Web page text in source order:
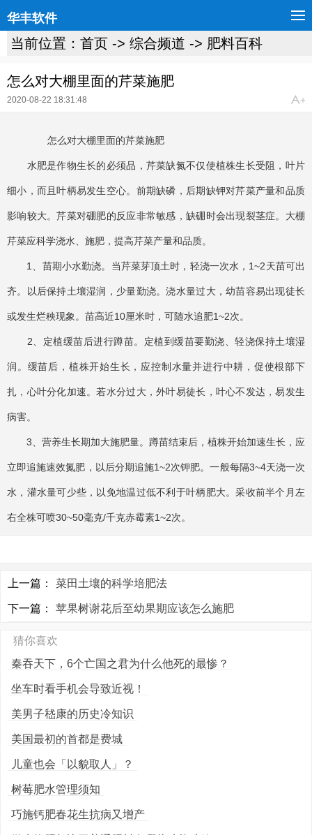
华丰软件
当前位置： 首页 -> 综合频道 -> 肥料百科
怎么对大棚里面的芹菜施肥
2020-08-22 18:31:48
怎么对大棚里面的芹菜施肥
水肥是作物生长的必须品，芹菜缺氮不仅使植株生长受阻，叶片
细小，而且叶柄易发生空心。前期缺磷，后期缺钾对芹菜产量和品质
影响较大。芹菜对硼肥的反应非常敏感，缺硼时会出现裂茎症。大棚
芹菜应科学浇水、施肥，提高芹菜产量和品质。
1、苗期小水勤浇。当芹菜芽顶土时，轻浇一次水，1~2天苗可出
齐。以后保持土壤湿润，少量勤浇。浇水量过大，幼苗容易出现徒长
或发生烂秧现象。苗高近10厘米时，可随水追肥1~2次。
2、定植缓苗后进行蹲苗。定植到缓苗要勤浇、轻浇保持土壤湿
润。缓苗后，植株开始生长，应控制水量并进行中耕，促使根部下
扎，心叶分化加速。若水分过大，外叶易徒长，叶心不发达，易发生
病害。
3、营养生长期加大施肥量。蹲苗结束后，植株开始加速生长，应
立即追施速效氮肥，以后分期追施1~2次钾肥。一般每隔3~4天浇一次
水，灌水量可少些，以免地温过低不利于叶柄肥大。采收前半个月左
右全株可喷30~50毫克/千克赤霉素1~2次。
上一篇： 菜田土壤的科学培肥法
下一篇： 苹果树谢花后至幼果期应该怎么施肥
猜你喜欢
秦吞天下，6个亡国之君为什么他死的最惨？
坐车时看手机会导致近视！
美男子嵇康的历史冷知识
美国最初的首都是费城
儿童也会「以貌取人」？
树莓肥水管理须知
巧施钙肥春花生抗病又增产